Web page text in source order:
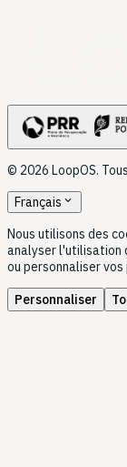
© 2026 LoopOS.
Français expand_more
Nous utilisons des
analyser l'utilisation
ou personnaliser
Personnaliser